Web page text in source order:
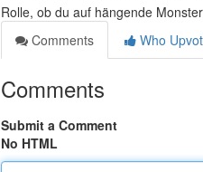
Rolle, ob du auf hängende
Comments
Who
Comments
Submit a Comment
No HTML